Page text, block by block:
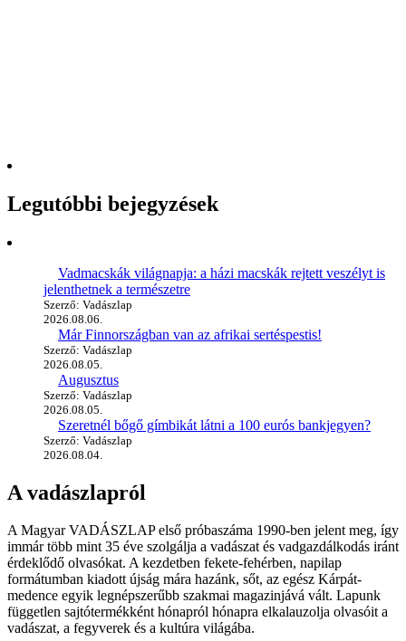
Legutóbbi bejegyzések
Vadmacskák világnapja: a házi macskák rejtett veszélyt is
jelenthetnek a természetre
Szerző: Vadászlap
2026.08.06.
Már Finnországban van az afrikai sertéspestis!
Szerző: Vadászlap
2026.08.05.
Augusztus
Szerző: Vadászlap
2026.08.05.
Szeretnél bőgő gímbikát látni a 100 eurós bankjegyen?
Szerző: Vadászlap
2026.08.04.
A vadászlapról
A Magyar VADÁSZLAP első próbaszáma 1990-ben jelent meg, így
immár több mint 35 éve szolgálja a vadászat és vadgazdálkodás iránt
érdeklődő olvasókat. A kezdetben fekete-fehérben, napilap
formátumban kiadott újság mára hazánk, sőt, az egész Kárpát-
medence egyik legnépszerűbb szakmai magazinjává vált. Lapunk
független sajtótermékként hónapról hónapra elkalauzolja olvasóit a
vadászat, a fegyverek és a kultúra világába.